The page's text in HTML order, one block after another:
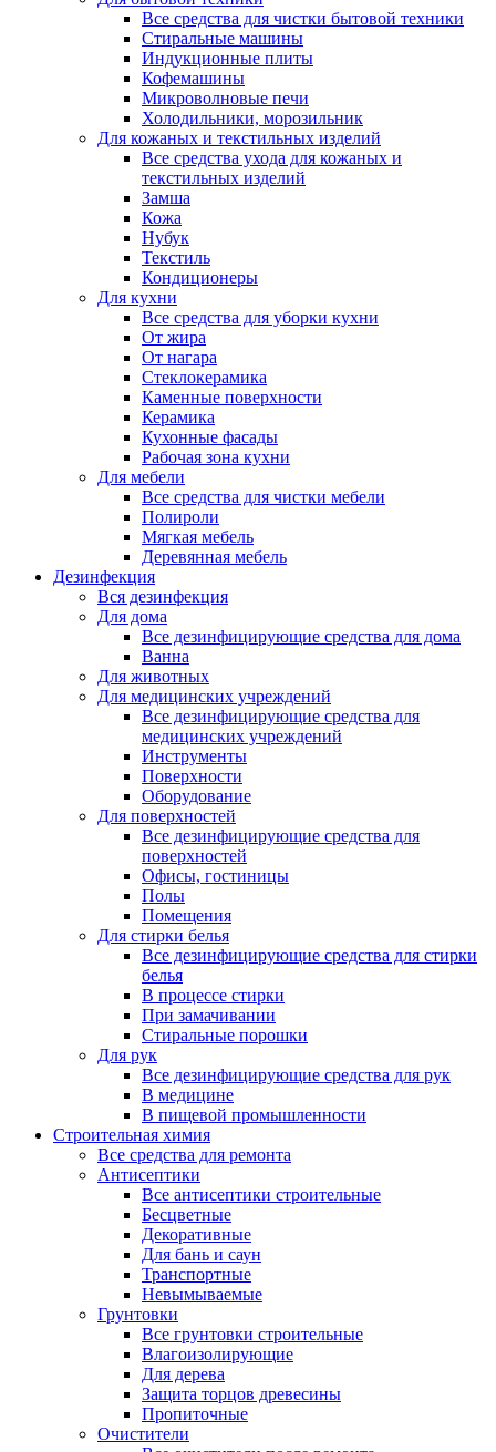
Все средства для чистки бытовой техники
Стиральные машины
Индукционные плиты
Кофемашины
Микроволновые печи
Холодильники, морозильник
Для кожаных и текстильных изделий
Все средства ухода для кожаных и
текстильных изделий
Замша
Кожа
Нубук
Текстиль
Кондиционеры
Для кухни
Все средства для уборки кухни
От жира
От нагара
Стеклокерамика
Каменные поверхности
Керамика
Кухонные фасады
Рабочая зона кухни
Для мебели
Все средства для чистки мебели
Полироли
Мягкая мебель
Деревянная мебель
Дезинфекция
Вся дезинфекция
Для дома
Все дезинфицирующие средства для дома
Ванна
Для животных
Для медицинских учреждений
Все дезинфицирующие средства для
медицинских учреждений
Инструменты
Поверхности
Оборудование
Для поверхностей
Все дезинфицирующие средства для
поверхностей
Офисы, гостиницы
Полы
Помещения
Для стирки белья
Все дезинфицирующие средства для стирки
белья
В процессе стирки
При замачивании
Стиральные порошки
Для рук
Все дезинфицирующие средства для рук
В медицине
В пищевой промышленности
Строительная химия
Все средства для ремонта
Антисептики
Все антисептики строительные
Бесцветные
Декоративные
Для бань и саун
Транспортные
Невымываемые
Грунтовки
Все грунтовки строительные
Влагоизолирующие
Для дерева
Защита торцов древесины
Пропиточные
Очистители